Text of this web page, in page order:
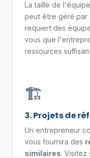
La taille de
peut être géré par
requiert des
vous que
ressources
🏗️
3. Projets de
Un entrepreneur
vous fournira des
similaires. Visitez